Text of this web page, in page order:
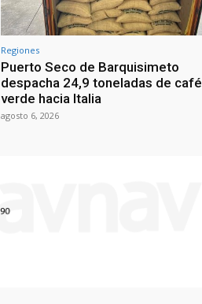
Regiones
Puerto Seco de Barquisimeto
despacha 24,9 toneladas de café
verde hacia Italia
agosto 6, 2026